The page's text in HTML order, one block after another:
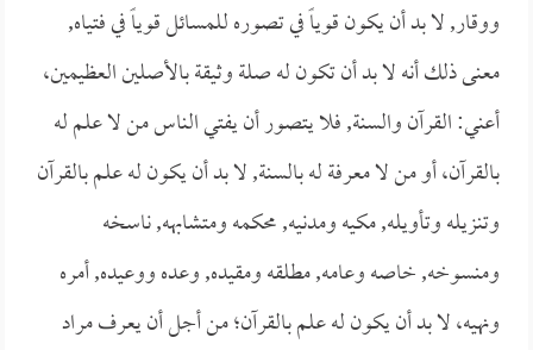
ووقار, لا بد أن يكون قوياً في تصوره للمسائل قوياً في فتياه,
معنى ذلك أنه لا بد أن تكون له صلة وثيقة بالأصلين العظيمين،
أعني: القرآن والسنة, فلا يتصور أن يفتي الناس من لا علم له
بالقرآن، أو من لا معرفة له بالسنة, لا بد أن يكون له علم بالقرآن
وتنزيله وتأويله, مكيه ومدنيه, محكمه ومتشابهه, ناسخه
ومنسوخه, خاصه وعامه, مطلقه ومقيده, وعده ووعيده, أمره
ونهيه، لا بد أن يكون له علم بالقرآن؛ من أجل أن يعرف مراد